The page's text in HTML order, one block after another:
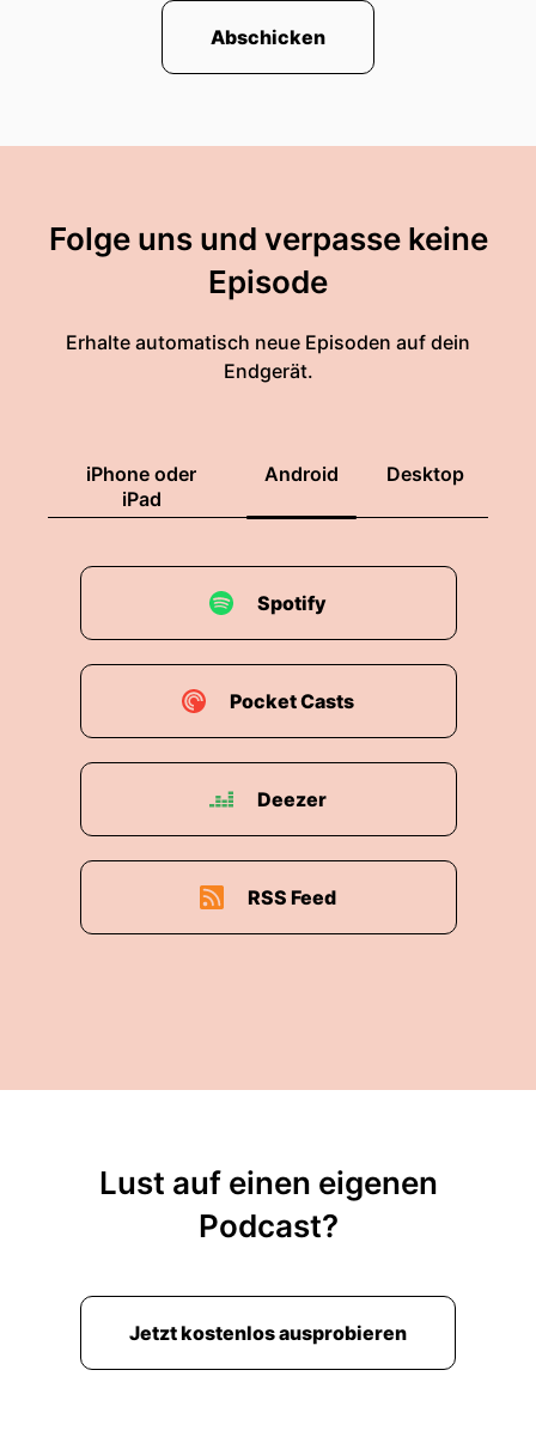
Abschicken
Folge uns und verpasse keine
Episode
Erhalte automatisch neue Episoden auf dein
Endgerät.
iPhone oder
iPad
Android Desktop
Spotify
Pocket Casts
Deezer
RSS Feed
Lust auf einen eigenen
Podcast?
Jetzt kostenlos ausprobieren